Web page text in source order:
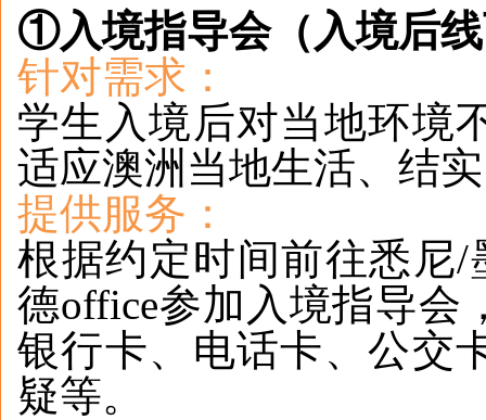
①入境指导会（入境后
针对需求：
学生入境后对当地环境
适应澳洲当地生活、结
提供服务：
根据约定时间前往悉尼
德office参加入境指导会
银行卡、电话卡、公交
疑等。